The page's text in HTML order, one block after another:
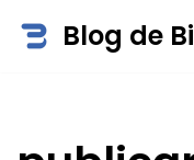
Blog de